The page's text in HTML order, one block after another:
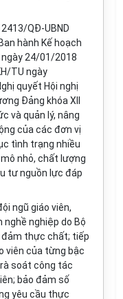
QĐ-UBND
hành Kế hoạch
ngày 24/01/2018
TU ngày
quyết Hội nghị
Đảng khóa XII
và quản lý, nâng
của các đơn vị
tình trạng nhiều
nhỏ, chất lượng
tư nguồn lực đáp
ngũ giáo viên,
nghề nghiệp do Bộ
đảm thực chất; tiếp
viên của từng bậc
soát công tác
bảo đảm số
yêu cầu thực